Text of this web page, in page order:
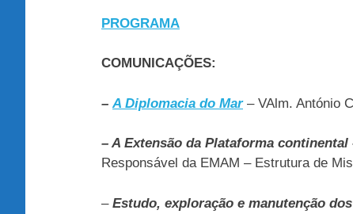
PROGRAMA
COMUNICAÇÕES:
– A Diplomacia do Mar– VAlm. António
– A Extensão da Plataforma
Responsável da EMAM – Estrutura de
– Estudo, exploração e manutenção